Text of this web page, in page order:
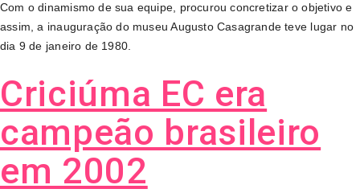
Com o dinamismo de sua equipe, procurou concretizar o objetivo e
assim, a inauguração do museu Augusto Casagrande teve lugar no
dia 9 de janeiro de 1980.
Criciúma EC era
campeão brasileiro
em 2002